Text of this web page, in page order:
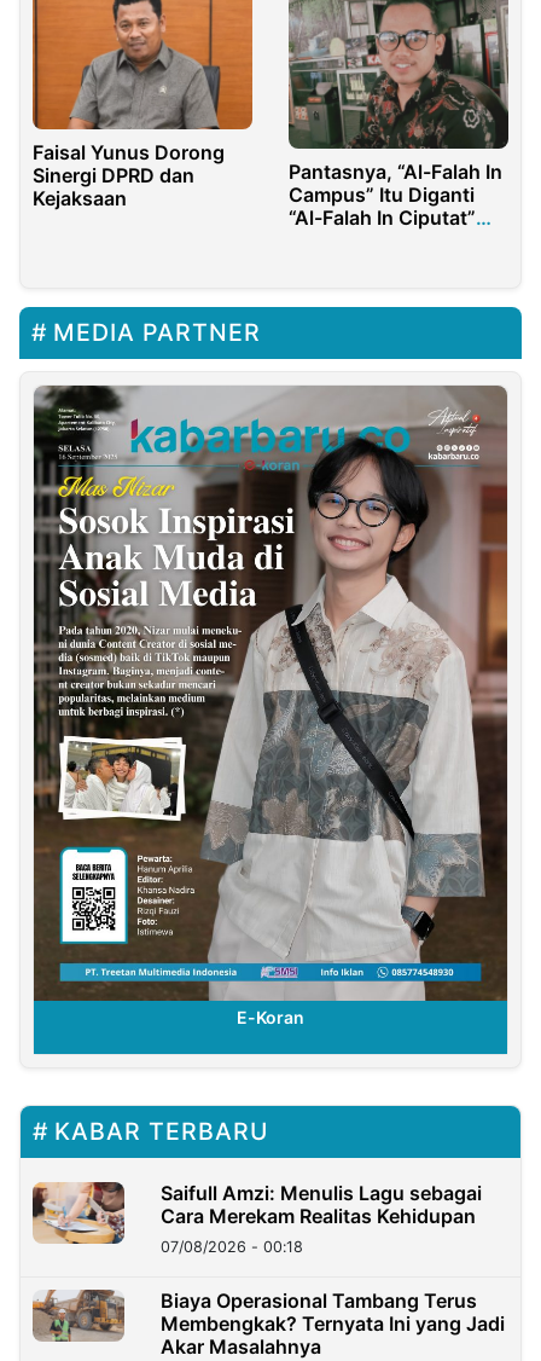
Faisal Yunus Dorong
Sinergi DPRD dan
Kejaksaan
Pantasnya, “Al-Falah In
Campus” Itu Diganti
“Al-Falah In Ciputat”
MEDIA PARTNER
E-Koran
KABAR TERBARU
Saifull Amzi: Menulis Lagu sebagai
Cara Merekam Realitas Kehidupan
07/08/2026 - 00:18
Biaya Operasional Tambang Terus
Membengkak? Ternyata Ini yang Jadi
Akar Masalahnya